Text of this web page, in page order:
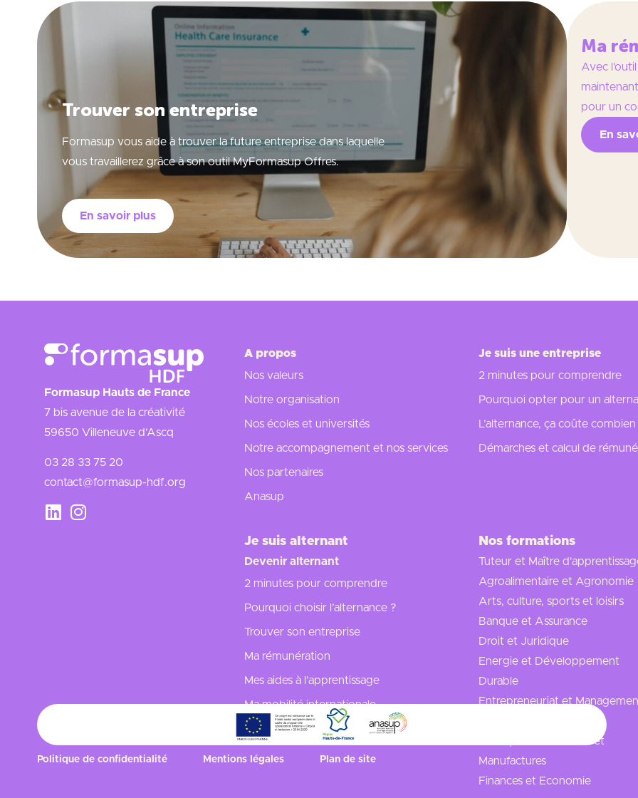
Trouver son entreprise
Formasup vous aide à trouver la future entreprise dans laquelle
vous travaillerez grâce à son outil MyFormasup Offres.
En savoir plus
Ma
Avec
pour un
En
Formasup Hauts de France
7 bis avenue de la créativité
59650 Villeneuve d’Ascq
03 28 33 75 20
contact@formasup-hdf.org
A propos
Nos valeurs
Notre organisation
Nos écoles et universités
Notre accompagnement et nos services
Nos partenaires
Anasup
Je suis une entreprise
2 minutes pour comprendre
Pourquoi opter pour un
L’alternance, ça coûte combien
Démarches et calcul de
Je suis alternant
Devenir alternant
2 minutes pour comprendre
Pourquoi choisir l’alternance ?
Trouver son entreprise
Ma rémunération
Mes aides à l'apprentissage
Ma mobilité internationale
Vos questions, nos réponses
Nos formations
Tuteur et Maître
Agroalimentaire et Agronomie
Arts, culture, sports et loisirs
Banque et Assurance
Droit et Juridique
Energie et Développement
Durable
Entrepreneuriat et
Fabriques industrielles et
Manufactures
Finances et Economie
Politique de confidentialité Mentions légales Plan de site